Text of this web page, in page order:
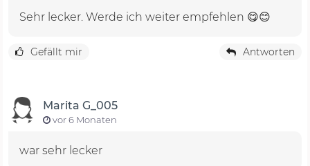
Sehr lecker. Werde ich weiter empfehlen 😋😊
Gefällt mir Antworten
Marita G_005
vor 6 Monaten
war sehr lecker